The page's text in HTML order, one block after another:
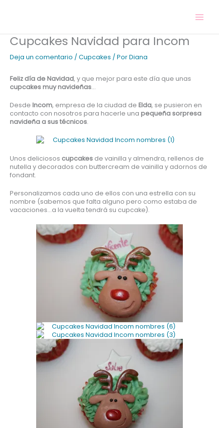
Cupcakes Navidad para Incom
Deja un comentario / Cupcakes / PorDiana
Feliz día de Navidad, y que mejor para este día que unas
cupcakes muy navideñas…
Desde Incom, empresa de la ciudad de Elda, se pusieron en
contacto con nosotros para hacerle una pequeña sorpresa
navideña a sus técnicos.
Unos deliciosos cupcakes de vainilla y almendra, rellenos de
nutella y decorados con buttercream de vainilla y adornos de
fondant.
Personalizamos cada uno de ellos con una estrella con su
nombre (sabemos que falta alguno pero como estaba de
vacaciones…a la vuelta tendrá su cupcake).